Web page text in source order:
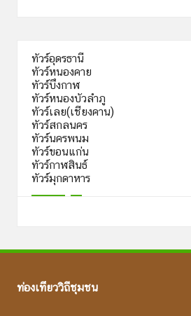
ทัวร์อุดรธานี
ทัวร์หนองคาย
ทัวร์บึงกาฬ
ทัวร์หนองบัวลำภู
ทัวร์เลย(เชียงคาน)
ทัวร์สกลนคร
ทัวร์นครพนม
ทัวร์ขอนแก่น
ทัวร์กาฬสินธ์
ทัวร์มุกดาหาร
ท่องเที่ยววิถีชุมชน